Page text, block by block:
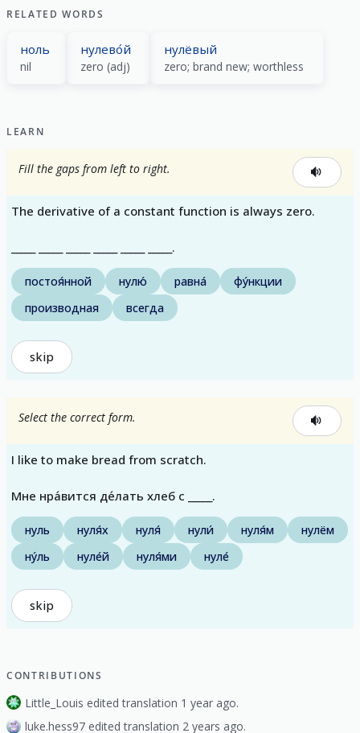
RELATED WORDS
ноль
nil
нулево́й
zero (adj)
нулёвый
zero; brand new; worthless
LEARN
Fill the gaps from left to right.
The derivative of a constant function is always zero.
_____ _____ _____ _____ _____ _____.
постоя́нной нулю́ равна́
фу́нкции
производная
всегда
skip
Select the correct form.
I like to make bread from scratch.
Мне нра́вится де́лать хлеб с _____.
нуль нуля́х нуля́ нули́ нуля́м
нулём
ну́ль
нуле́й нуля́ми нуле́
skip
CONTRIBUTIONS
Little_Louis edited translation 1 year ago.
luke.hess97 edited translation 2 years ago.